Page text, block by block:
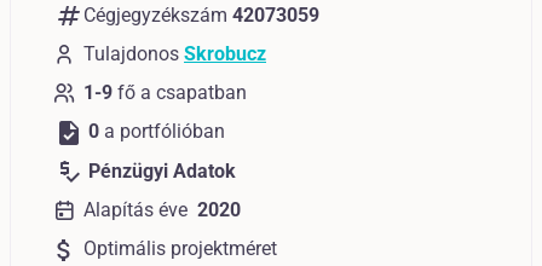
numbers Cégjegyzékszám 42073059
Tulajdonos Skrobucz
1-9 fő a csapatban
task 0 a portfólióban
price_check Pénzügyi Adatok
Alapítás éve 2020
attach_money Optimális projektméret